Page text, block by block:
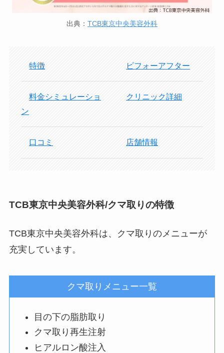
出典： TCB東京中央美容外科
特徴 ビフォーアフター
料金シミュレーショ
ン
クリニック詳細
口コミ 店舗情報
TCB東京中央美容外科/クマ取りの特徴
TCB東京中央美容外科は、クマ取りのメニューが
充実しています。
クマ取りメニュー一覧
目の下の脂肪取り
クマ取り再生注射
ヒアルロン酸注入